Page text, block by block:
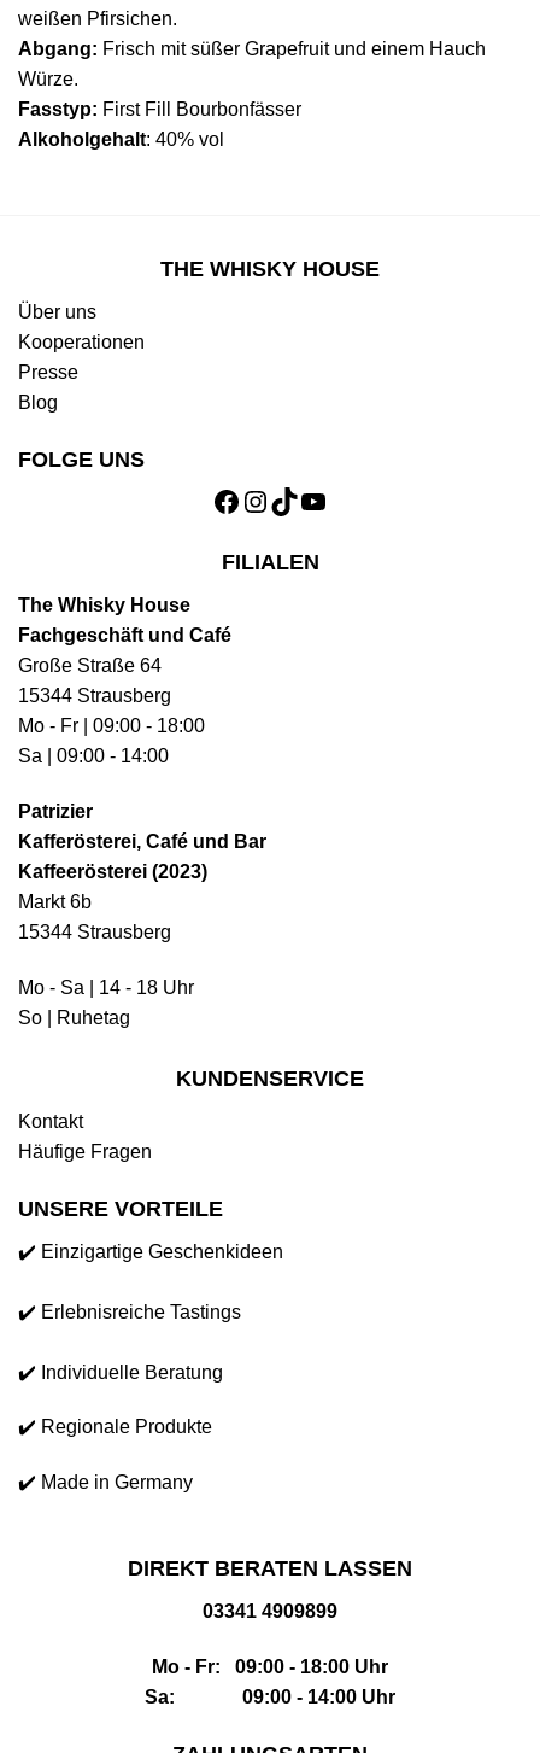
weißen Pfirsichen.
Abgang: Frisch mit süßer Grapefruit und einem Hauch
Würze.
Fasstyp: First Fill Bourbonfässer
Alkoholgehalt: 40% vol
THE WHISKY HOUSE
Über uns
Kooperationen
Presse
Blog
FOLGE UNS
Facebook
Instagram
TikTokYouTube
FILIALEN
The Whisky House
Fachgeschäft und Café
Große Straße 64
15344 Strausberg
Mo - Fr | 09:00 - 18:00
Sa | 09:00 - 14:00
Patrizier
Kafferösterei, Café und Bar
Kaffeerösterei (2023)
Markt 6b
15344 Strausberg
Mo - Sa | 14 - 18 Uhr
So | Ruhetag
KUNDENSERVICE
Kontakt
Häufige Fragen
UNSERE VORTEILE
✔️ Einzigartige Geschenkideen
✔️ Erlebnisreiche Tastings
✔️ Individuelle Beratung
✔️ Regionale Produkte
✔️ Made in Germany
DIREKT BERATEN LASSEN
03341 4909899
Mo - Fr: 09:00 - 18:00 Uhr
Sa: 09:00 - 14:00 Uhr